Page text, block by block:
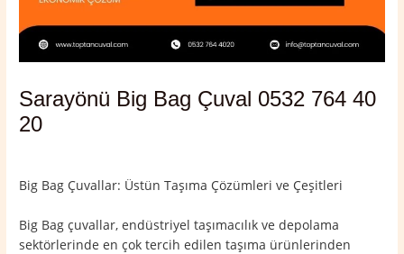
Sarayönü Big Bag Çuval 0532 764 40
20
Big Bag Çuvallar: Üstün Taşıma Çözümleri ve Çeşitleri
Big Bag çuvallar, endüstriyel taşımacılık ve depolama
sektörlerinde en çok tercih edilen taşıma ürünlerinden